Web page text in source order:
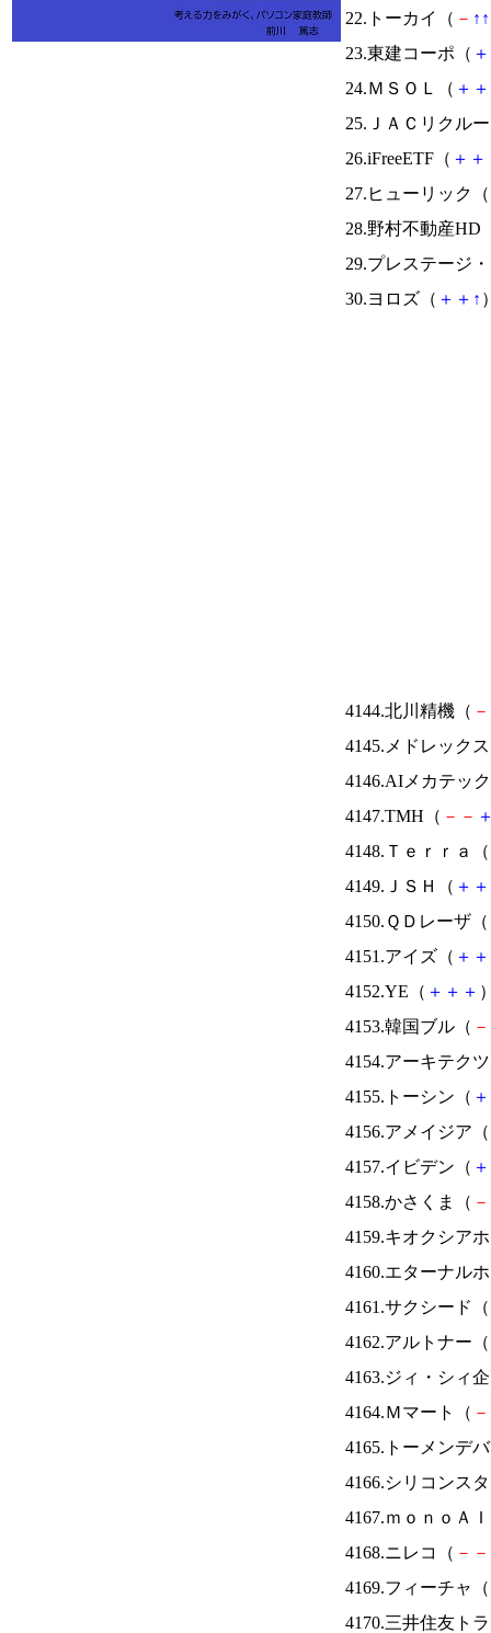
22.トーカイ（ － ↑ ↑
23.東建コーポ（ ＋
24.ＭＳＯＬ（ ＋ ＋
25.ＪＡＣリクル
26.iFreeETF（ ＋ ＋
27.ヒューリック（
28.野村不動産HD
29.プレステージ
30.ヨロズ（ ＋ ＋ ↑
4144.北川精機（ －
4145.メドレック
4146.AIメカテッ
4147.TMH（ － －
4148.Ｔｅｒｒａ（
4149.ＪＳＨ（ ＋ ＋
4150.ＱＤレーザ（
4151.アイズ（ ＋ ＋
4152.YE（ ＋ ＋ ＋
4153.韓国ブル（ －
4154.アーキテク
4155.トーシン（ ＋
4156.アメイジア（
4157.イビデン（ ＋
4158.かさくま（ －
4159.キオクシア
4160.エターナル
4161.サクシード（
4162.アルトナー（
4163.ジィ・シィ
4164.Ｍマート（ －
4165.トーメンデ
4166.シリコンス
4167.ｍｏｎｏＡ
4168.ニレコ（ － －
4169.フィーチャ（
4170.三井住友ト